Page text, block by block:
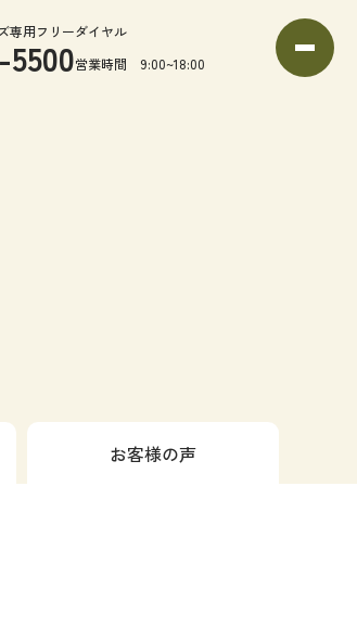
専用フリーダイヤル
営業時間 9:00~18:00
お客様の声